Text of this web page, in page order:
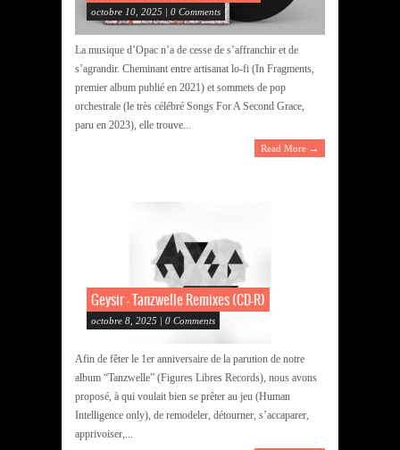
octobre 10, 2025 | 0 Comments
La musique d’Opac n’a de cesse de s’affranchir et de
s’agrandir. Cheminant entre artisanat lo-fi (In Fragments,
premier album publié en 2021) et sommets de pop
orchestrale (le très célébré Songs For A Second Grace,
paru en 2023), elle trouve...
Read More →
Geysir – Tanzwelle Remixes (CD-R)
octobre 8, 2025 | 0 Comments
Afin de fêter le 1er anniversaire de la parution de notre
album “Tanzwelle” (Figures Libres Records), nous avons
proposé, à qui voulait bien se prêter au jeu (Human
Intelligence only), de remodeler, détourner, s’accaparer,
apprivoiser,...